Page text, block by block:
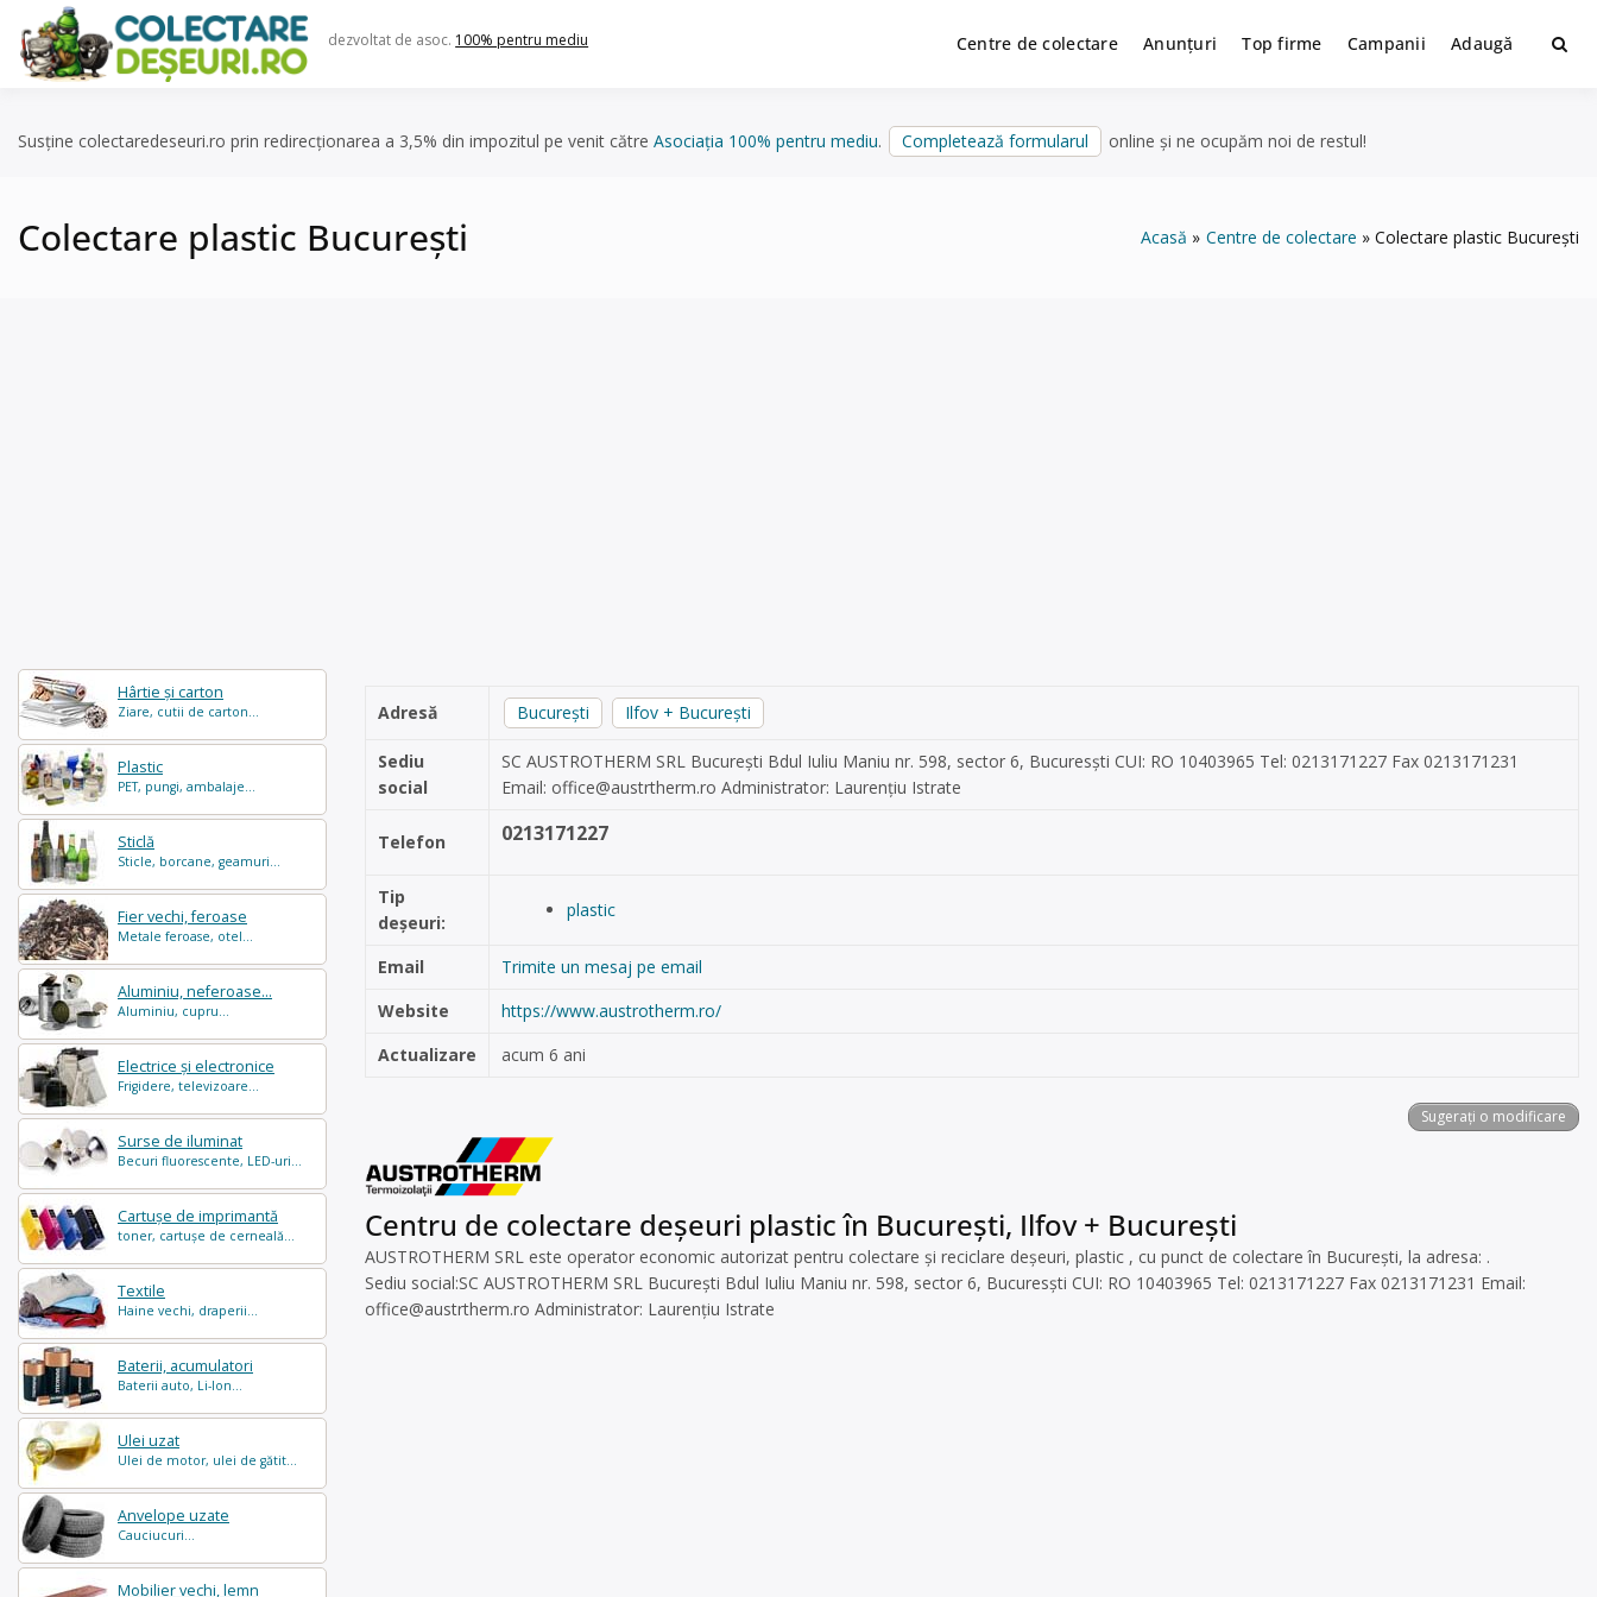
content
dezvoltat de asoc. 100% pentru mediu Centre de colectare Anunțuri Top firme Campanii Adaugă
Susține colectaredeseuri.ro prin redirecționarea a 3,5% din impozitul pe venit către Asociația 100% pentru mediu. Completează formularul online și ne ocupăm noi de restul!
Colectare plastic București Acasă Centre de colectare Colectare plastic București
Hârtie și carton
Ziare, cutii de carton...
Plastic
PET, pungi, ambalaje...
Sticlă
Sticle, borcane, geamuri...
Fier vechi, feroase
Metale feroase, otel...
Aluminiu, neferoase...
Aluminiu, cupru...
Electrice și electronice
Frigidere, televizoare...
Surse de iluminat
Becuri fluorescente, LED-uri...
Cartușe de imprimantă
toner, cartușe de cerneală...
Textile
Haine vechi, draperii...
Baterii, acumulatori
Baterii auto, Li-Ion...
Ulei uzat
Ulei de motor, ulei de gătit...
Anvelope uzate
Cauciucuri...
Mobilier vechi, lemn
Adresă București Ilfov + București
Sediu
social
SC AUSTROTHERM SRL București Bdul Iuliu Maniu nr. 598, sector 6, Bucuresști CUI: RO 10403965 Tel: 0213171227 Fax 0213171231
Email: office@austrtherm.ro Administrator: Laurențiu Istrate
Telefon 0213171227
Tip
deșeuri:
plastic
Email
Trimite un mesaj pe email
Website
https://www.austrotherm.ro/
Actualizare
acum 6 ani
Sugerați o modificare
Centru de colectare deșeuri plastic în București, Ilfov + București
AUSTROTHERM SRL este operator economic autorizat pentru colectare și reciclare deșeuri, plastic , cu punct de colectare în București, la adresa: .
Sediu social:SC AUSTROTHERM SRL București Bdul Iuliu Maniu nr. 598, sector 6, Bucuresști CUI: RO 10403965 Tel: 0213171227 Fax 0213171231 Email:
office@austrtherm.ro Administrator: Laurențiu Istrate